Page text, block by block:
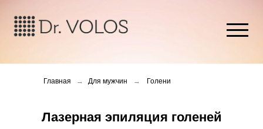
Главная → Для мужчин Голени
→
Лазерная эпиляция голеней